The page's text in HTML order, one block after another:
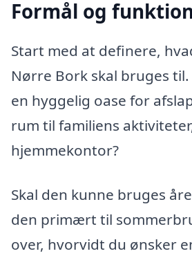
Formål og
Start med at definere,
Nørre Bork skal bruges
en hyggelig oase for
rum til familiens
hjemmekontor?
Skal den kunne bruges
den primært til
over, hvorvidt du ønsker